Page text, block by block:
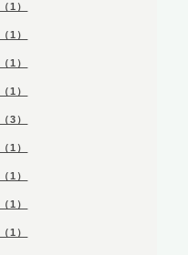
1）
1）
1）
1）
3）
1）
1）
1）
1）